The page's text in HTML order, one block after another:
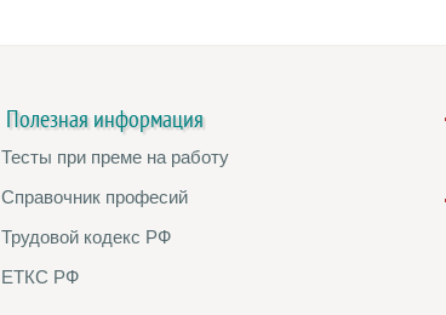
Полезная информация
Тесты при преме на работу
Справочник професий
Трудовой кодекс РФ
ЕТКС РФ